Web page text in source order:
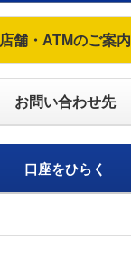
店舗・ATMのご案内
お問い合わせ先
口座をひらく